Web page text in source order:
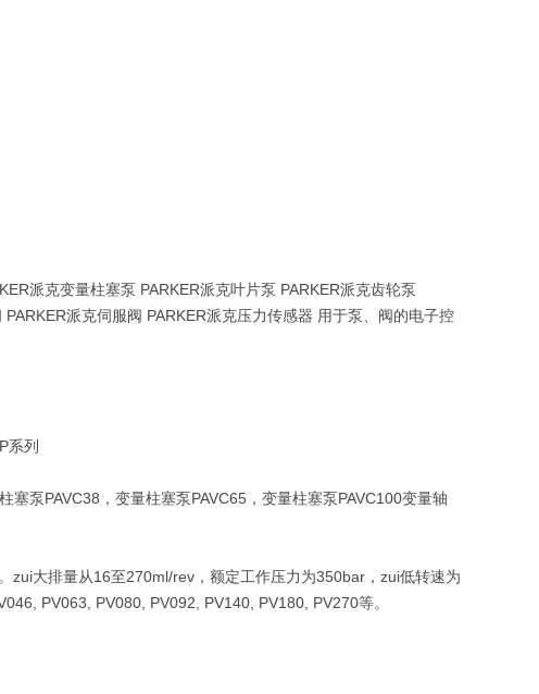
派克变量柱塞泵 PARKER派克叶片泵 PARKER派克齿轮泵
派克伺服阀 PARKER派克压力传感器 用于泵、阀的电子控
系列
泵PAVC38，变量柱塞泵PAVC65，变量柱塞泵PAVC100变量轴
大排量从16至270ml/rev，额定工作压力为350bar，zui低转速为
PV063, PV080, PV092, PV140, PV180, PV270等。